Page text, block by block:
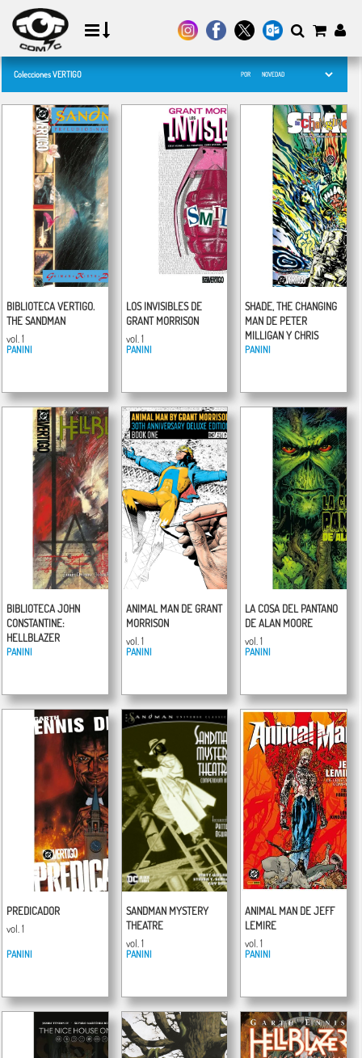
Colecciones VERTIGO POR
BIBLIOTECA VERTIGO.
THE SANDMAN
vol. 1
PANINI
LOS INVISIBLES DE
GRANT MORRISON
vol. 1
PANINI
SHADE, THE CHANGING
MAN DE PETER
MILLIGAN Y CHRIS
BACHALO
PANINI
BIBLIOTECA JOHN
CONSTANTINE:
HELLBLAZER
vol. 1
PANINI
ANIMAL MAN DE GRANT
MORRISON
vol. 1
PANINI
LA COSA DEL PANTANO
DE ALAN MOORE
vol. 1
PANINI
PREDICADOR
vol. 1
PANINI
SANDMAN MYSTERY
THEATRE
vol. 1
PANINI
ANIMAL MAN DE JEFF
LEMIRE
vol. 1
PANINI